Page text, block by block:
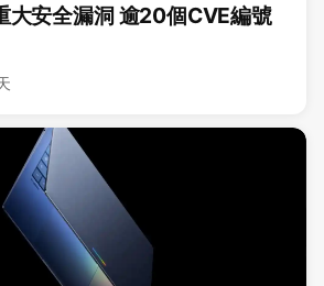
大安全漏洞 逾20個CVE編號